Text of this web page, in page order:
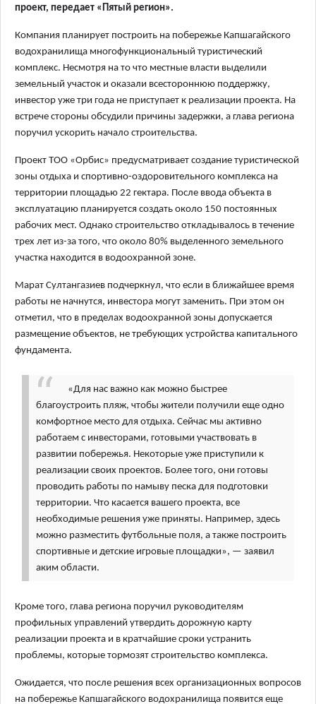
проект, передает «Пятый регион».
Компания планирует построить на побережье Капшагайского
водохранилища многофункциональный туристический
комплекс. Несмотря на то что местные власти выделили
земельный участок и оказали всестороннюю поддержку,
инвестор уже три года не приступает к реализации проекта. На
встрече стороны обсудили причины задержки, а глава региона
поручил ускорить начало строительства.
Проект ТОО «Орбис» предусматривает создание туристической
зоны отдыха и спортивно-оздоровительного комплекса на
территории площадью 22 гектара. После ввода объекта в
эксплуатацию планируется создать около 150 постоянных
рабочих мест. Однако строительство откладывалось в течение
трех лет из-за того, что около 80% выделенного земельного
участка находится в водоохранной зоне.
Марат Султангазиев подчеркнул, что если в ближайшее время
работы не начнутся, инвестора могут заменить. При этом он
отметил, что в пределах водоохранной зоны допускается
размещение объектов, не требующих устройства капитального
фундамента.
«Для нас важно как можно быстрее
благоустроить пляж, чтобы жители получили еще одно
комфортное место для отдыха. Сейчас мы активно
работаем с инвесторами, готовыми участвовать в
развитии побережья. Некоторые уже приступили к
реализации своих проектов. Более того, они готовы
проводить работы по намыву песка для подготовки
территории. Что касается вашего проекта, все
необходимые решения уже приняты. Например, здесь
можно разместить футбольные поля, а также построить
спортивные и детские игровые площадки», — заявил
аким области.
Кроме того, глава региона поручил руководителям
профильных управлений утвердить дорожную карту
реализации проекта и в кратчайшие сроки устранить
проблемы, которые тормозят строительство комплекса.
Ожидается, что после решения всех организационных вопросов
на побережье Капшагайского водохранилища появится еще